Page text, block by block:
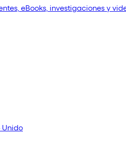
eBooks, investigaciones y
Unido